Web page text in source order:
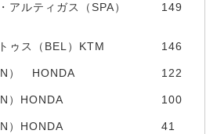
アルティガス（SPA）
149
ゥス（BEL）KTM 146
） HONDA 122
）HONDA 100
）HONDA 41